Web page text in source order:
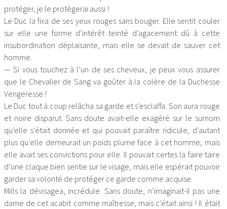
protéger, je le protègerai aussi !
Le Duc la fixa de ses yeux rouges sans bouger. Elle sentit couler
sur elle une forme d’intérêt teinté d’agacement dû à cette
insubordination déplaisante, mais elle se devait de sauver cet
homme.
— Si vous touchez à l’un de ses cheveux, je peux vous assurer
que le Chevalier de Sang va goûter à la colère de la Duchesse
Vengeresse !
Le Duc tout à coup relâcha sa garde et s’esclaffa. Son aura rouge
et noire disparut. Sans doute avait-elle exagéré sur le surnom
qu’elle s’était donnée et qui pouvait paraître ridicule, d’autant
plus qu’elle demeurait un poids plume face à cet homme, mais
elle avait ses convictions pour elle. Il pouvait certes la faire taire
d’une claque bien sentie sur le visage, mais elle espérait pouvoir
garder sa volonté de protéger ce garde comme acquise.
Mills la dévisagea, incrédule. Sans doute, n’imaginait-il pas une
dame de cet acabit comme maîtresse, mais c’était ainsi ! Il était